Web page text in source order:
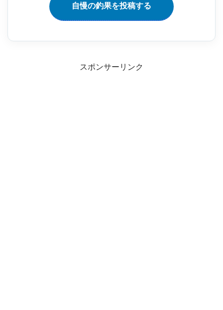
自慢の釣果を投稿する
スポンサーリンク